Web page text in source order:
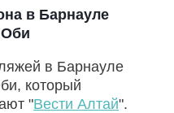
в Барнауле
Оби
в Барнауле
который
"Вести Алтай".